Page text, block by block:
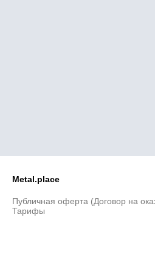
Metal.place
Публичная оферта (Договор на
Тарифы